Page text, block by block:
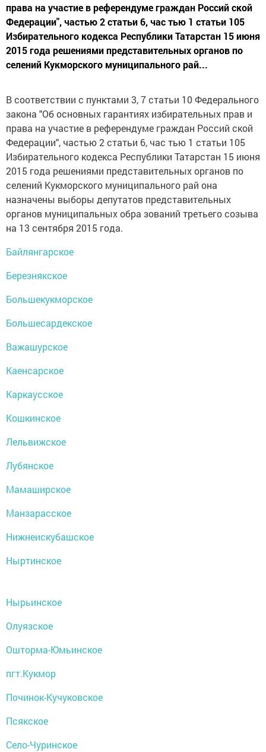
права на участие в референдуме граждан Россий ской
Федерации", частью 2 статьи 6, час тью 1 статьи 105
Избирательного кодекса Республики Татарстан 15 июня
2015 года решениями представительных органов по
селений Кукморского муниципального рай...
В соответствии с пунктами 3, 7 статьи 10 Федерального
закона "Об основных гарантиях избирательных прав и
права на участие в референдуме граждан Россий ской
Федерации", частью 2 статьи 6, час тью 1 статьи 105
Избирательного кодекса Республики Татарстан 15 июня
2015 года решениями представительных органов по
селений Кукморского муниципального рай она
назначены выборы депутатов представительных
органов муниципальных обра зований третьего созыва
на 13 сентября 2015 года.
Байлянгарское
Березнякское
Большекукморское
Большесардекское
Важашурское
Каенсарское
Каркаусское
Кошкинское
Лельвижское
Лубянское
Мамаширское
Манзарасское
Нижнеискубашское
Ныртинское
Нырьинское
Олуязское
Ошторма-Юмьинское
пгт.Кукмор
Починок-Кучуковское
Псякское
Село-Чуринское